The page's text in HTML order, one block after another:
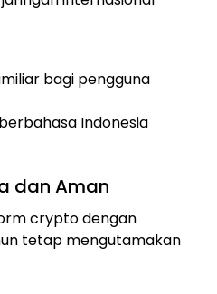
bagi pengguna
Indonesia
dan Aman
crypto dengan
tetap mengutamakan